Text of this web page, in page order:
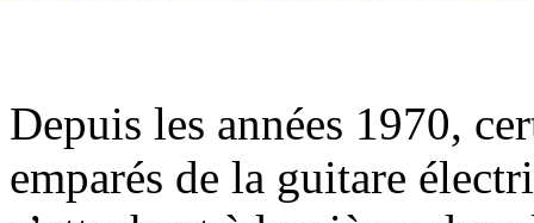
Depuis les années 1970,
emparés de la guitare